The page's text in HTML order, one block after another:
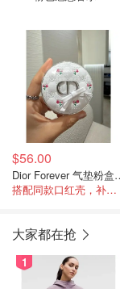
$56.00
Dior
搭配同款口红壳，补妆超亮的崽
大家都在抢
1